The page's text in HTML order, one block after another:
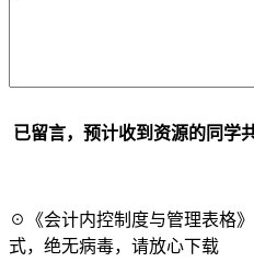
已留言，预计收到资源的同学共
☉《会计内控制度与管理表格
式，绝无病毒，请放心下载